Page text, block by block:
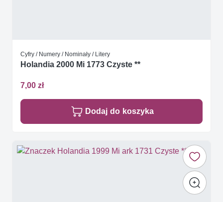
Cyfry / Numery / Nominały / Litery
Holandia 2000 Mi 1773 Czyste **
7,00 zł
Dodaj do koszyka